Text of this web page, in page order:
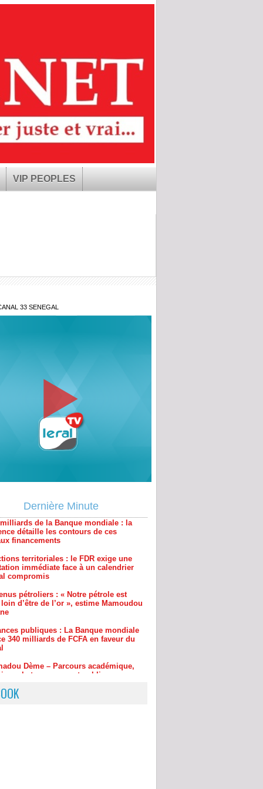
VIP PEOPLES
33 SENEGAL
Dernière Minute
financements
territoriales : le FDR exige une
immédiate face à un calendrier
compromis
pétroliers : « Notre pétrole est
d’être de l’or », estime Mamoudou
publiques : La Banque mondiale
340 milliards de FCFA en faveur du
Dème – Parcours académique,
et engagement public
salue le « recul » du ministre
Lamine Dianté